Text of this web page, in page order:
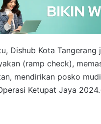
Dishub Kota
(ramp check),
mendirikan posko
Ketupat Jaya